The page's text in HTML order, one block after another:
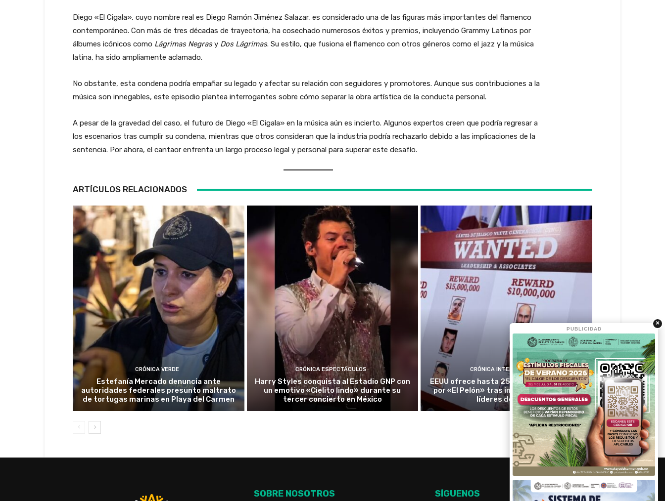
Diego «El Cigala», cuyo nombre real es Diego Ramón Jiménez Salazar, es considerado una de las figuras más importantes del flamenco
contemporáneo. Con más de tres décadas de trayectoria, ha cosechado numerosos éxitos y premios, incluyendo Grammy Latinos por
álbumes icónicos como Lágrimas Negrasy Dos Lágrimas. Su estilo, que fusiona el flamenco con otros géneros como el jazz y la música
latina, ha sido ampliamente aclamado.
No obstante, esta condena podría empañar su legado y afectar su relación con seguidores y promotores. Aunque sus contribuciones a la
música son innegables, este episodio plantea interrogantes sobre cómo separar la obra artística de la conducta personal.
A pesar de la gravedad del caso, el futuro de Diego «El Cigala» en la música aún es incierto. Algunos expertos creen que podría regresar a
los escenarios tras cumplir su condena, mientras que otros consideran que la industria podría rechazarlo debido a las implicaciones de la
sentencia. Por ahora, el cantaor enfrenta un largo proceso legal y personal para superar este desafío.
ARTÍCULOS RELACIONADOS
CRÓNICA VERDE
Estefanía Mercado denuncia ante
autoridades federales presunto maltrato
de tortugas marinas en Playa del Carmen
CRÓNICA ESPECTÁCULOS
Harry Styles conquista al Estadio GNP con
un emotivo «Cielito lindo» durante su
tercer concierto en México
CRÓNICA INTERNACIONAL
EEUU ofrece hasta 25 millones de dólares
por «El Pelón» tras imputar a presuntos
líderes del CJNG
SOBRE NOSOTROS SÍGUENOS
×
PUBLICIDAD